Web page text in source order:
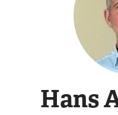
Hans